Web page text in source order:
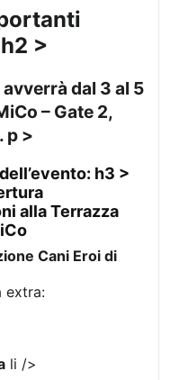
h2 >
– Gate 2,
p >
h3 >
alla Terrazza
Cani Eroi di
extra:
li />